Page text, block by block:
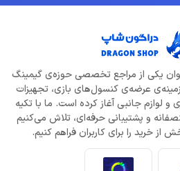
از سال 1396 به‌عنوان یکی از مراجع تخصصی حوزه‌ی گیمینگ
زمینه‌ی عرضه‌ی کنسول‌های بازی، تجهیزات
لوازم جانبی آغاز کرده است. ما با تکیه
و پشتیبانی حرفه‌ای، تلاش می‌کنیم
خرید را برای کاربران فراهم کنیم.